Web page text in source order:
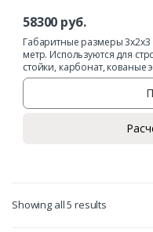
58300 руб.
Габаритные размеры
метр. Используются для
стойки, карбонат, кованые
Showing all 5 results